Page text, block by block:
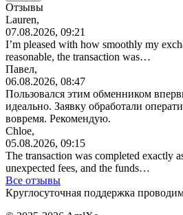
Отзывы
Lauren,
07.08.2026, 09:21
I’m pleased with how smoothly my
reasonable, the transaction was…
Павел,
06.08.2026, 08:47
Пользовался этим обменником
идеально. Заявку обработали
вовремя. Рекомендую.
Chloe,
05.08.2026, 09:15
The transaction was completed exactly
unexpected fees, and the funds…
Все отзывы
Круглосуточная поддержка